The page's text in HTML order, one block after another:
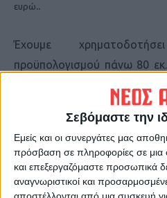
Σεβόμαστε την
Εμείς και οι συνεργάτες μας
πρόσβαση σε πληροφορίες σε
και επεξεργαζόμαστε προσωπικά
αναγνωριστικοί και
ευρώ
Έχουμε
προϋπολογισμού πάνω 80
υγεία στη Θεσσαλία».
ΑΝΤΙΚΕΙΜΕΝΟ ΕΡΓΟΥ:
Ο διαγωνισμός αφορά στην προμήθεια